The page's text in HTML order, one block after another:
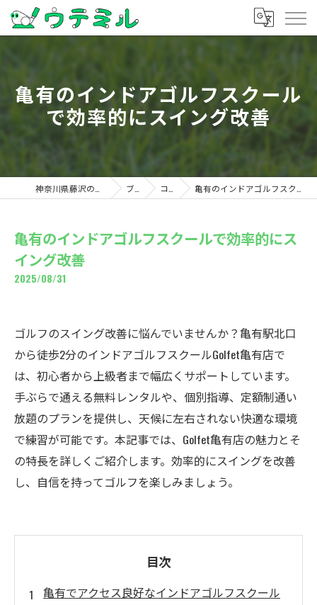
亀有のインドアゴルフスクール
で効率的にスイング改善
ブログ コラム 亀有のインドアゴルフスクールで効率的にスイング改善
亀有のインドアゴルフスクールで効率的にス
イング改善
2025/08/31
ゴルフのスイング改善に悩んでいませんか？亀有駅北口
から徒歩2分のインドアゴルフスクールGolfet亀有店で
は、初心者から上級者まで幅広くサポートしています。
手ぶらで通える無料レンタルや、個別指導、定額制通い
放題のプランを提供し、天候に左右されない快適な環境
で練習が可能です。本記事では、Golfet亀有店の魅力とそ
の特長を詳しくご紹介します。効率的にスイングを改善
し、自信を持ってゴルフを楽しみましょう。
目次
亀有でアクセス良好なインドアゴルフスクール